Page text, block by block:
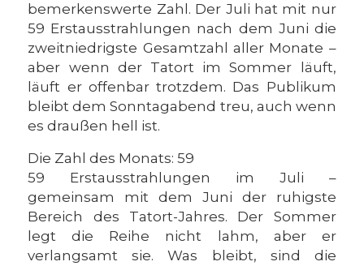
bemerkenswerte Zahl. Der Juli hat mit nur
59 Erstausstrahlungen nach dem Juni die
zweitniedrigste Gesamtzahl aller Monate –
aber wenn der Tatort im Sommer läuft,
läuft er offenbar trotzdem. Das Publikum
bleibt dem Sonntagabend treu, auch wenn
es draußen hell ist.
Die Zahl des Monats: 59
59 Erstausstrahlungen im Juli –
gemeinsam mit dem Juni der ruhigste
Bereich des Tatort-Jahres. Der Sommer
legt die Reihe nicht lahm, aber er
verlangsamt sie. Was bleibt, sind die